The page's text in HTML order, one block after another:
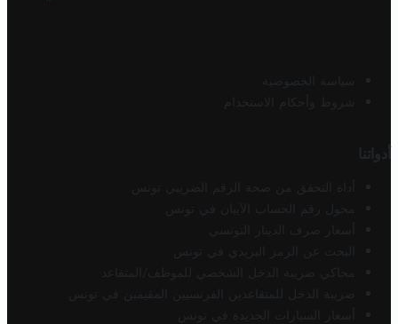
سياسة الخصوصية
شروط وأحكام الاستخدام
أدواتنا
أداة التحقق من صحة الرقم الضريبي تونس
محول رقم الحساب الآيبان في تونس
أسعار صرف الدينار التونسي
البحث عن الرمز البريدي في تونس
محاكي ضريبة الدخل الشخصي للموظف/المتقاعد
ضريبة الدخل للمتقاعدين الفرنسيين المقيمين في تونس
أسعار السيارات الجديدة في تونس